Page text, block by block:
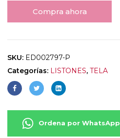
Compra ahora
SKU: ED002797-P
Categorías: LISTONES, TELA
Ordena por WhatsApp